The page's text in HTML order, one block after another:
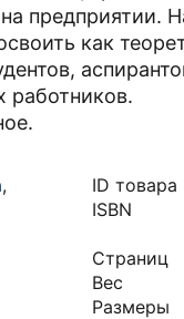
предприятии.
как
работников.
,
ID товара
ISBN
Страниц
Вес
Размеры